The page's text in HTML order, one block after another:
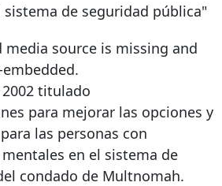
sistema de seguridad pública"
media source is missing and
titulado
para mejorar las opciones y
las personas con
en el sistema de
condado de Multnomah.